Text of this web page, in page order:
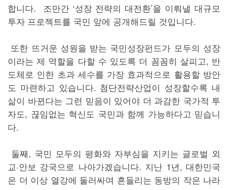
합니다. 조만간 ‘성장 전략의 대전환’을 이뤄낼 대규모
투자 프로젝트를 국민 앞에 공개해드릴 것입니다.
또한 뜨거운 성원을 받는 국민성장펀드가 모두의 성장
이라는 제 역할을 다할 수 있도록 더 꼼꼼히 살피고, 반
도체로 인한 초과 세수를 가장 효과적으로 활용할 방안
도 마련하고 있습니다. 첨단전략산업이 성장할수록 내
삶이 바뀐다는 그런 믿음이 있어야 더 과감한 국가적 투
자도, 끊임없는 혁신도 국민과 함께 가능하다고 믿습니
다.
둘째, 국민 모두의 평화와 자부심을 지키는 글로벌 외
교·안보 강국으로 나아가겠습니다. 지난 1년, 대한민국
은 더 이상 열강에 둘러싸여 흔들리는 동방의 작은 나라